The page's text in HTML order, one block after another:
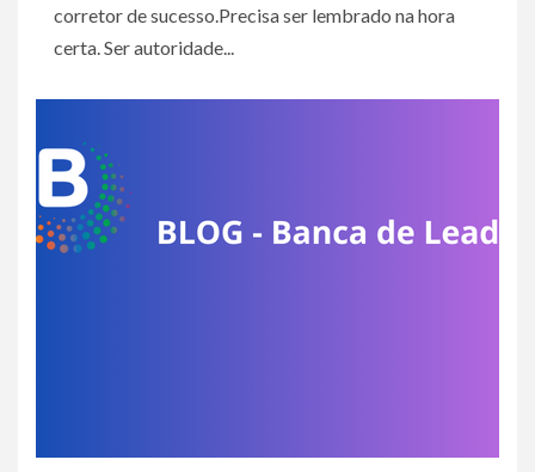
corretor de sucesso.Precisa ser lembrado na hora
certa. Ser autoridade...